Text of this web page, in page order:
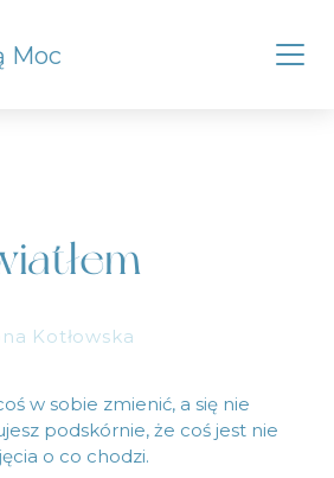
Kotłowska
w sobie zmienić, a się nie
podskórnie, że coś jest nie
o co chodzi.